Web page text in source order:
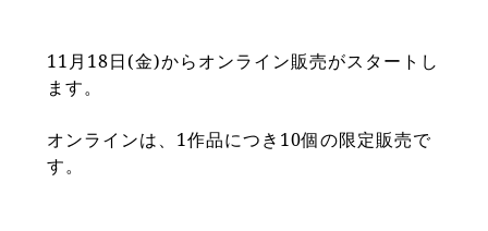
11月18日(金)からオンライン販売がスタートし
ます。
オンラインは、1作品につき10個の限定販売で
す。